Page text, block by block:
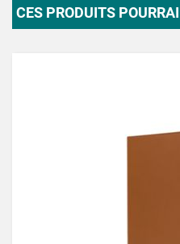
CES PRODUITS